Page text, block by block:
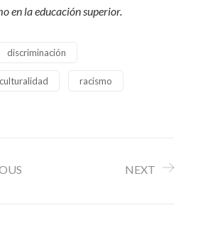
en la educación superior.
discriminación
racismo
NEXT